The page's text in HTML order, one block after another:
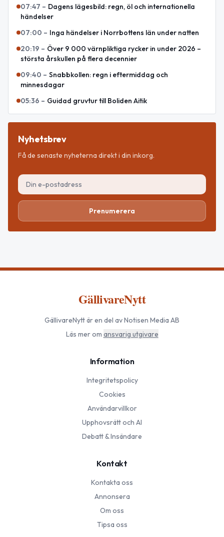
07:47 – Dagens lägesbild: regn, öl och internationella
händelser
07:00 – Inga händelser i Norrbottens län under natten
20:19 – Över 9 000 värnpliktiga rycker in under 2026 –
största årskullen på flera decennier
09:40 – Snabbkollen: regn i eftermiddag och
minnesdagar
05:36 – Guidad gruvtur till Boliden Aitik
Nyhetsbrev
Få de senaste nyheterna direkt i din inkorg.
Prenumerera
GällivareNytt
GällivareNyttär en del av Notisen Media AB
Läs mer om ansvarig utgivare
Information
Integritetspolicy
Cookies
Användarvillkor
Upphovsrätt och AI
Debatt & Insändare
Kontakt
Kontakta oss
Annonsera
Om oss
Tipsa oss